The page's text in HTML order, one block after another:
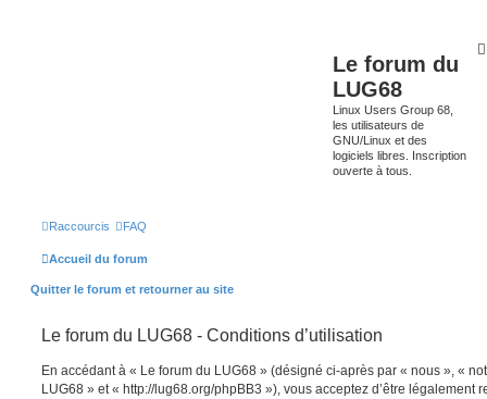
Le forum du
LUG68
Linux Users Group 68,
les utilisateurs de
GNU/Linux et des
logiciels libres. Inscription
ouverte à tous.
Raccourcis FAQ
Accueil du forum
Quitter le forum et retourner au site
Le forum du LUG68 - Conditions d’utilisation
En accédant à « Le forum du LUG68 » (désigné ci-après par « nous », «
LUG68 » et « http://lug68.org/phpBB3 »), vous acceptez d’être légalement